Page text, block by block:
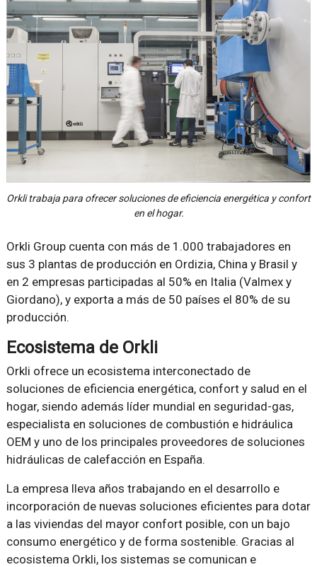
Orkli trabaja para ofrecer soluciones de eficiencia energética y confort
en el hogar.
Orkli Group cuenta con más de 1.000 trabajadores en
sus 3 plantas de producción en Ordizia, China y Brasil y
en 2 empresas participadas al 50% en Italia (Valmex y
Giordano), y exporta a más de 50 países el 80% de su
producción.
Ecosistema de Orkli
Orkli ofrece un ecosistema interconectado de
soluciones de eficiencia energética, confort y salud en el
hogar, siendo además líder mundial en seguridad-gas,
especialista en soluciones de combustión e hidráulica
OEM y uno de los principales proveedores de soluciones
hidráulicas de calefacción en España.
La empresa lleva años trabajando en el desarrollo e
incorporación de nuevas soluciones eficientes para dotar
a las viviendas del mayor confort posible, con un bajo
consumo energético y de forma sostenible. Gracias al
ecosistema Orkli, los sistemas se comunican e